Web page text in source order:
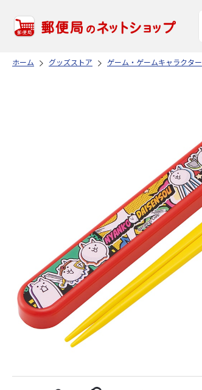
ホーム グッズストア ゲーム・ゲームキャラクター